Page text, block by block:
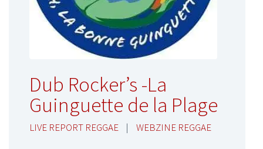
Dub Rocker’s -La
Guinguette de la Plage
LIVE REPORT REGGAE | WEBZINE REGGAE